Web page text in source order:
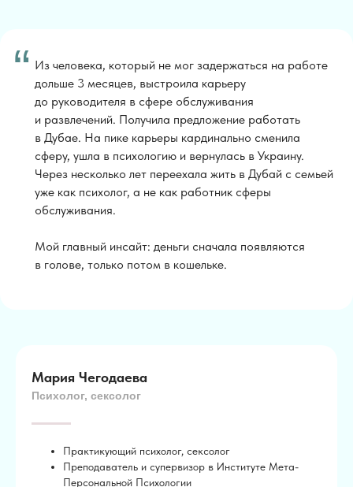
“ Из человека, который не мог задержаться на работе
дольше 3 месяцев, выстроила карьеру
до руководителя в сфере обслуживания
и развлечений. Получила предложение работать
в Дубае. На пике карьеры кардинально сменила
сферу, ушла в психологию и вернулась в Украину.
Через несколько лет переехала жить в Дубай с семьей
уже как психолог, а не как работник сферы
обслуживания.
Мой главный инсайт: деньги сначала появляются
в голове, только потом в кошельке.
Мария Чегодаева
Психолог, сексолог
Практикующий психолог, сексолог
Преподаватель и супервизор в Институте Мета-
Персональной Психологии
Мы свяжемся с вами
в ближайшее время!
Есть вопросы?
Задайте их нам:
+7
Ваш Email
8 (499) 705-45-42
8 (800) 333-64-18
mail@mpp-institut.com
персональных данных
Личный кабинет